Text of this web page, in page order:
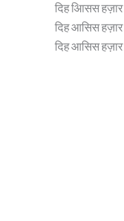
दिह आिसस हज़ार
दिह आसिस हज़ार
दिह आसिस हज़ार